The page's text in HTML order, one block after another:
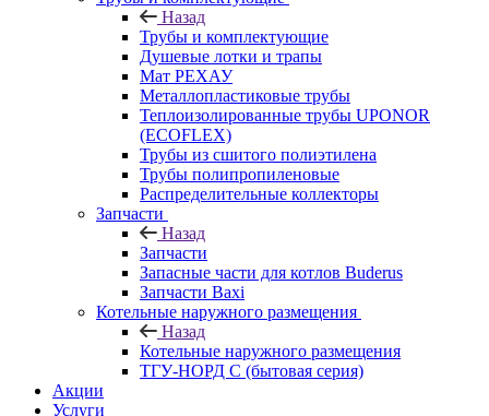
Назад
Трубы и комплектующие
Душевые лотки и трапы
Мат РЕХАУ
Металлопластиковые трубы
Теплоизолированные трубы UPONOR
(ECOFLEX)
Трубы из сшитого полиэтилена
Трубы полипропиленовые
Распределительные коллекторы
Запчасти
Назад
Запчасти
Запасные части для котлов Buderus
Запчасти Baxi
Котельные наружного размещения
Назад
Котельные наружного размещения
ТГУ-НОРД С (бытовая серия)
Акции
Услуги